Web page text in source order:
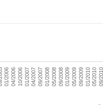
01/200604/200610/200601/200704/200709/200701/200805/200809/200801/200905/200909/200901/201005/201009/